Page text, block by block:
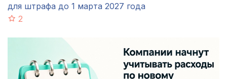
для штрафа до 1 марта 2027 года
2